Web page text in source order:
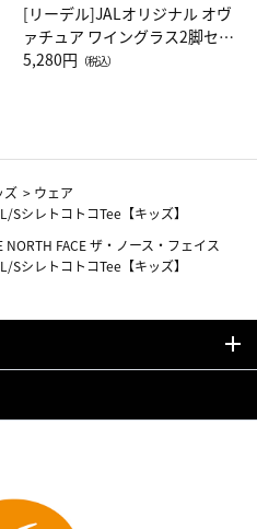
[リーデル]JALオリジナル オヴ
ァチュア ワイングラス2脚セッ
ト（レッドワイン）
5,280円 （税込）
ズ > ウェア
SシレトコトコTee【キッズ】
NORTH FACE ザ・ノース・フェイス
SシレトコトコTee【キッズ】